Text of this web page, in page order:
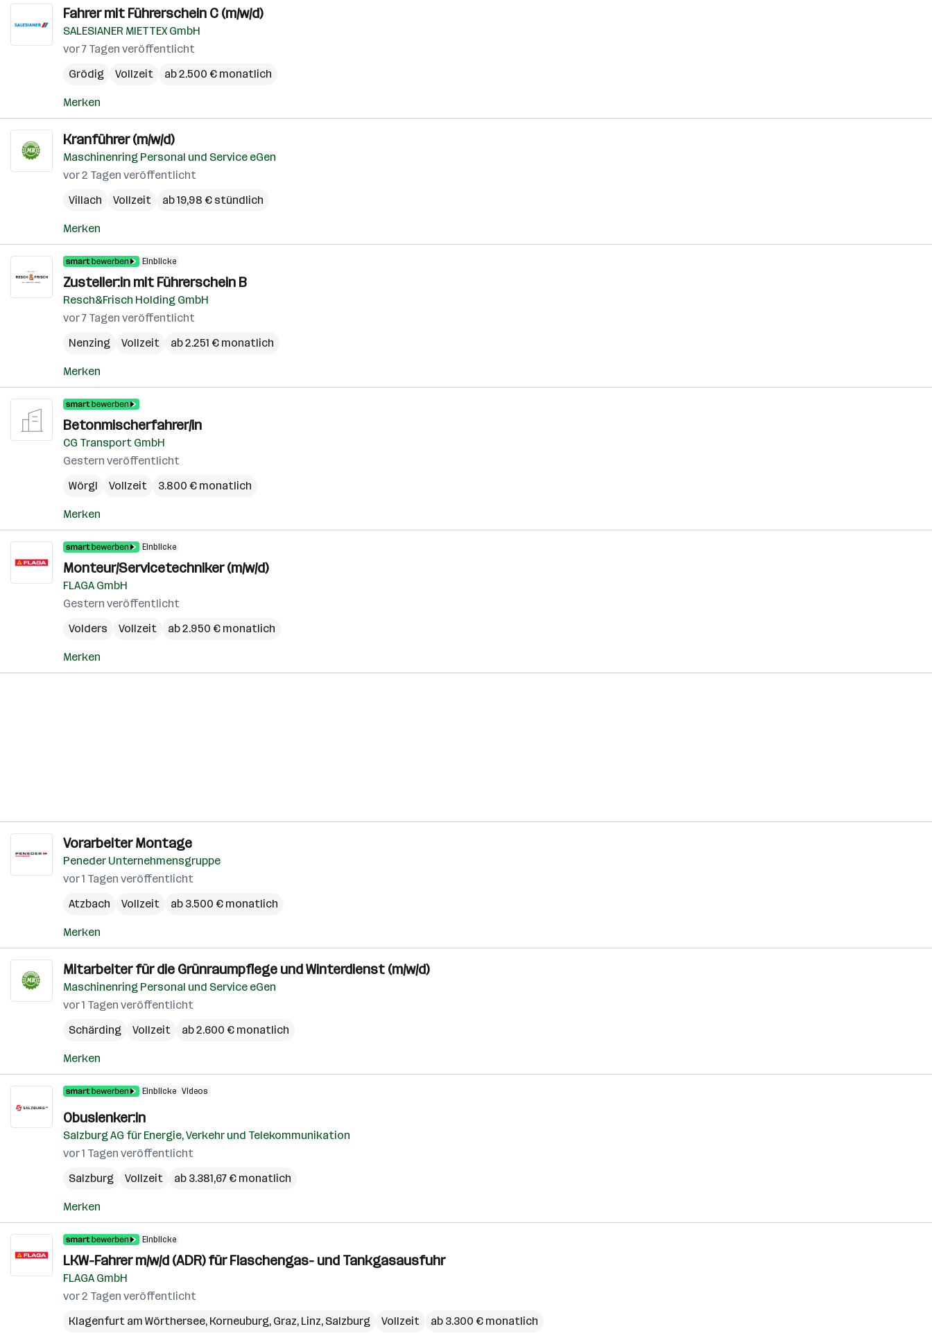
Fahrer mit Führerschein C (m/w/d)
SALESIANER MIETTEX GmbH
vor 7 Tagen veröffentlicht
Grödig
Vollzeit ab 2.500 € monatlich
Merken
Kranführer (m/w/d)
Maschinenring Personal und Service eGen
vor 2 Tagen veröffentlicht
Villach
Vollzeit ab 19,98 € stündlich
Merken
Einblicke
Zusteller:in mit Führerschein B
Resch&Frisch Holding GmbH
vor 7 Tagen veröffentlicht
Nenzing
Vollzeit ab 2.251 € monatlich
Merken
Betonmischerfahrer/in
CG Transport GmbH
Gestern veröffentlicht
Wörgl
Vollzeit 3.800 € monatlich
Merken
Einblicke
Monteur/Servicetechniker (m/w/d)
FLAGA GmbH
Gestern veröffentlicht
Volders
Vollzeit ab 2.950 € monatlich
Merken
Vorarbeiter Montage
Peneder Unternehmensgruppe
vor 1 Tagen veröffentlicht
Atzbach
Vollzeit ab 3.500 € monatlich
Merken
Mitarbeiter für die Grünraumpflege und Winterdienst (m/w/d)
Maschinenring Personal und Service eGen
vor 1 Tagen veröffentlicht
Schärding
Vollzeit ab 2.600 € monatlich
Merken
Einblicke Videos
Obuslenker:in
Salzburg AG für Energie, Verkehr und Telekommunikation
vor 1 Tagen veröffentlicht
Salzburg
Vollzeit ab 3.381,67 € monatlich
Merken
Einblicke
LKW-Fahrer m/w/d (ADR) für Flaschengas- und Tankgasausfuhr
FLAGA GmbH
vor 2 Tagen veröffentlicht
Klagenfurt am Wörthersee, Korneuburg, Graz, Linz, Salzburg Vollzeit ab 3.300 € monatlich